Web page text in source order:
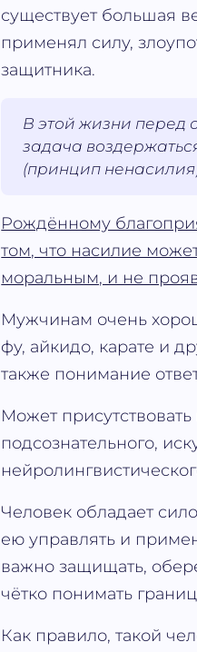
существует большая
применял силу,
защитника.
В этой жизни перед
задача
(принцип
Рождённому
том, что насилие
моральным, и не
Мужчинам очень
фу, айкидо, карате и
также понимание
Может
подсознательного,
Человек обладает
ею управлять и
важно защищать,
чётко понимать
Как правило, такой